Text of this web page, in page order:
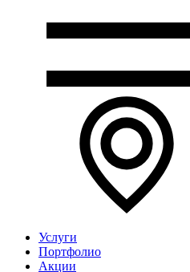
Услуги
Портфолио
Акции